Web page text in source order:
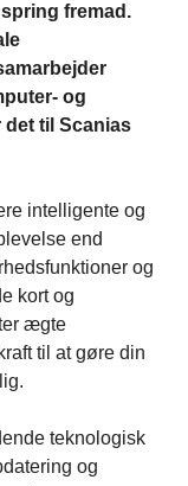
fremad.
og
til Scanias
intelligente og
end
og
kort og
ægte
til at gøre din
teknologisk
og